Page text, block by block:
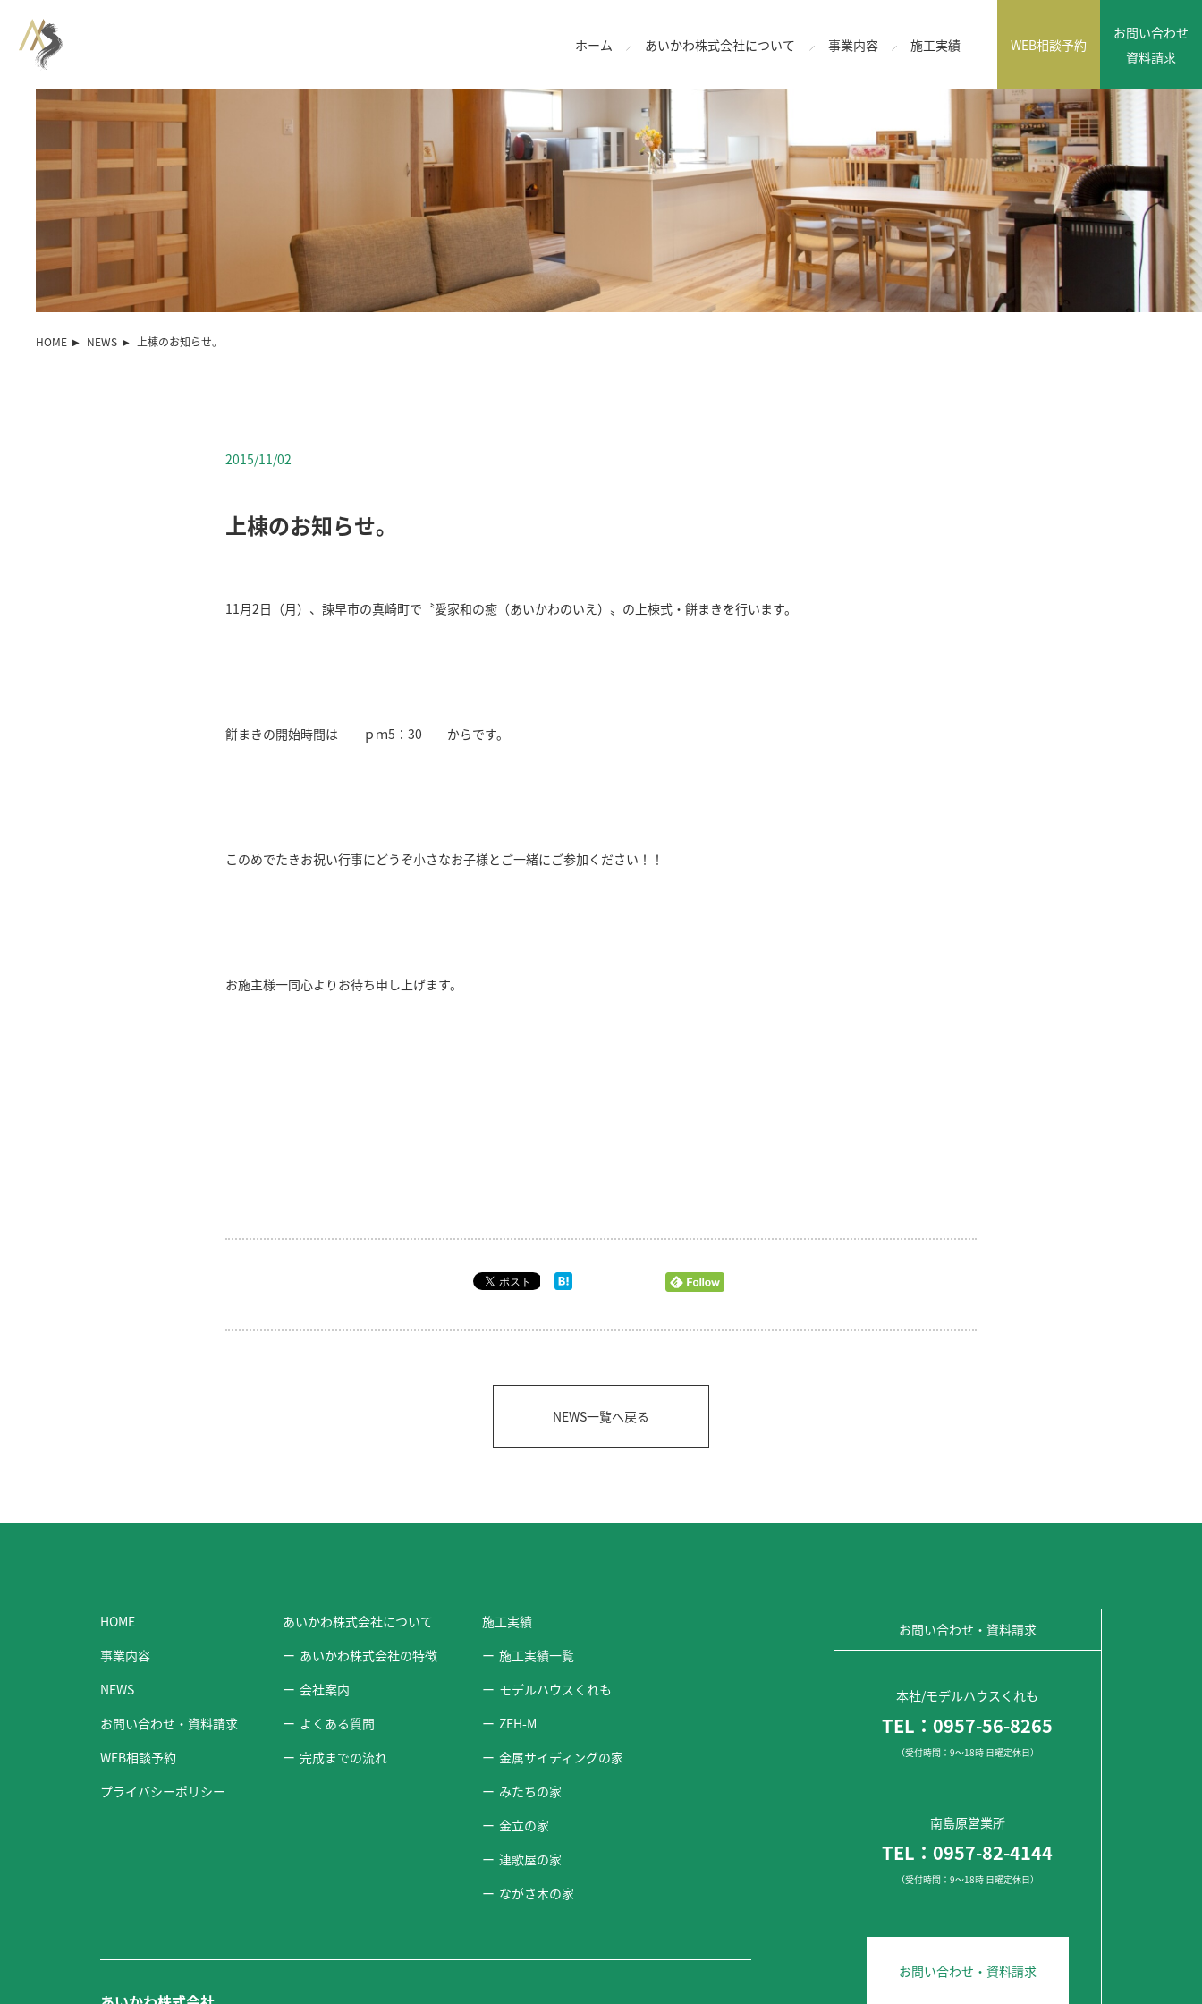
ホーム あいかわ株式会社について 事業内容 施工実績 WEB相談予約
お問い合わせ
資料請求
HOME NEWS 上棟のお知らせ。
2015/11/02
上棟のお知らせ。
11月2日（月）、諫早市の真崎町で〝愛家和の癒（あいかわのいえ）〟の上棟式・餅まきを行います。
餅まきの開始時間は ｐｍ5：30 からです。
このめでたきお祝い行事にどうぞ小さなお子様とご一緒にご参加ください！！
お施主様一同心よりお待ち申し上げます。
NEWS一覧へ戻る
HOME
事業内容
NEWS
お問い合わせ・資料請求
WEB相談予約
プライバシーポリシー
あいかわ株式会社について
あいかわ株式会社の特徴
会社案内
よくある質問
完成までの流れ
施工実績
施工実績一覧
モデルハウスくれも
ZEH-M
金属サイディングの家
みたちの家
金立の家
連歌屋の家
ながさ木の家
お問い合わせ・資料請求
本社/モデルハウスくれも
TEL：0957-56-8265
（受付時間：9～18時 日曜定休日）
南島原営業所
TEL：0957-82-4144
（受付時間：9～18時 日曜定休日）
お問い合わせ・資料請求